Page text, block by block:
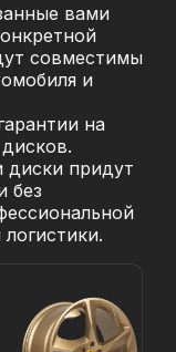
вами
совместимы
и
на
придут
без